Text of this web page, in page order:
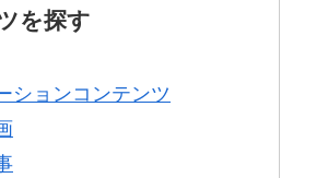
を探す
ションコンテンツ